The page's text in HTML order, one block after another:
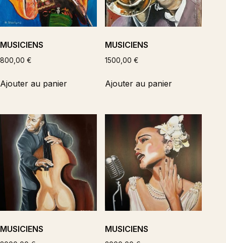
MUSICIENS
800,00 €
Ajouter au panier
MUSICIENS
1500,00 €
Ajouter au panier
MUSICIENS MUSICIENS